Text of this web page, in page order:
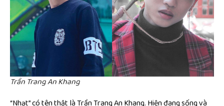
Trần Trang An Khang
“Nhạt” có tên thật là Trần Trang An Khang. Hiện đang sống và